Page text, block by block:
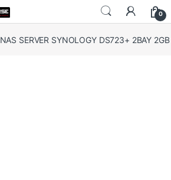
0
NAS SERVER SYNOLOGY DS723+ 2BAY 2GB